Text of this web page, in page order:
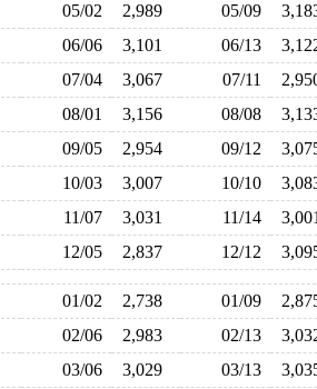
05/02 2,989 05/09
06/06 3,101 06/13
07/04 3,067 07/11
08/01 3,156 08/08
09/05 2,954 09/12
10/03 3,007 10/10
11/07 3,031 11/14
12/05 2,837 12/12
01/02 2,738 01/09
02/06 2,983 02/13
03/06 3,029 03/13